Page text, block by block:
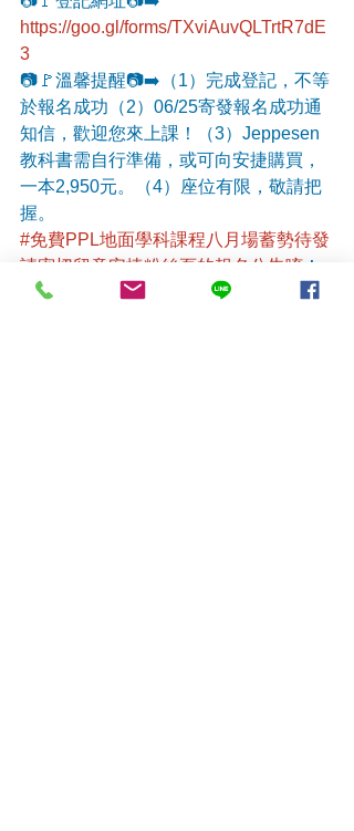
https://goo.gl/forms/TXviAuvQLTrtR7dE
3
📷🚩溫馨提醒📷➡️（1）完成登記，不等
於報名成功（2）06/25寄發報名成功通
知信，歡迎您來上課！（3）Jeppesen
教科書需自行準備，或可向安捷購買，
一本2,950元。（4）座位有限，敬請把
握。
#免費PPL地面學科課程八月場蓄勢待發
請密切留意安捷粉絲頁的報名公告唷 ！